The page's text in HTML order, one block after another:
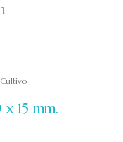
15 mm.